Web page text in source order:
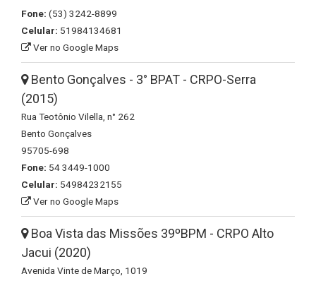
Fone: (53) 3242-8899
Celular: 51984134681
Ver no Google Maps
Bento Gonçalves - 3° BPAT - CRPO-Serra
(2015)
Rua Teotônio Vilella, n° 262
Bento Gonçalves
95705-698
Fone: 54 3449-1000
Celular: 54984232155
Ver no Google Maps
Boa Vista das Missões 39ºBPM - CRPO Alto
Jacui (2020)
Avenida Vinte de Março, 1019